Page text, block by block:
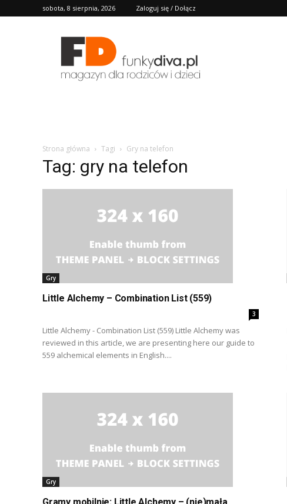
sobota, 8 sierpnia, 2026 Zaloguj się / Dołącz
FD
Strona główna Tagi Gry na telefon
Tag: gry na telefon
Gry
Little Alchemy – Combination List (559)
3
Little Alchemy - Combination List (559) Little Alchemy was
reviewed in this article, we are presenting here our guide to
559 alchemical elements in English....
Gry